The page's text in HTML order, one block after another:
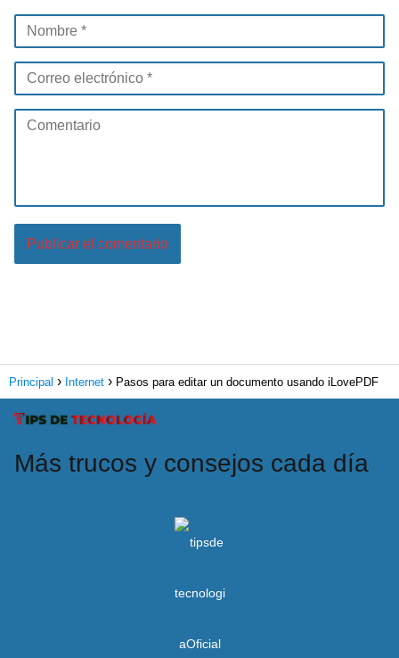
Principal Internet Pasos para editar un documento usando iLovePDF
Más trucos y consejos cada día